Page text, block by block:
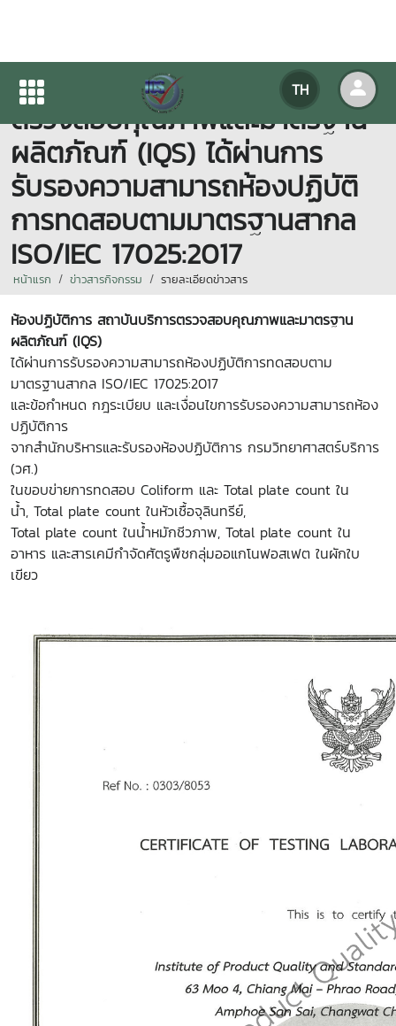
TH
ห้องปฏิบัติการ สถาบันบริการ
ตรวจสอบคุณภาพและมาตรฐาน
ผลิตภัณฑ์ (IQS) ได้ผ่านการ
รับรองความสามารถห้องปฏิบัติ
การทดสอบตามมาตรฐานสากล
ISO/IEC 17025:2017
หน้าแรก ข่าวสารกิจกรรม รายละเอียดข่าวสาร
ห้องปฏิบัติการ สถาบันบริการตรวจสอบคุณภาพและมาตรฐาน
ผลิตภัณฑ์ (IQS)
ได้ผ่านการรับรองความสามารถห้องปฏิบัติการทดสอบตาม
มาตรฐานสากล ISO/IEC 17025:2017
และข้อกำหนด กฎระเบียบ และเงื่อนไขการรับรองความสามารถห้อง
ปฏิบัติการ
จากสำนักบริหารและรับรองห้องปฏิบัติการ กรมวิทยาศาสตร์บริการ
(วศ.)
ในขอบข่ายการทดสอบ Coliform และ Total plate count ใน
น้ำ, Total plate count ในหัวเชื้อจุลินทรีย์,
Total plate count ในน้ำหมักชีวภาพ, Total plate count ใน
อาหาร และสารเคมีกำจัดศัตรูพืชกลุ่มออแกโนฟอสเฟต ในผักใบ
เขียว